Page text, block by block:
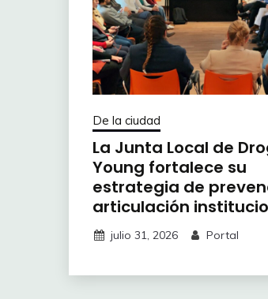
De la ciudad
La Junta Local de
Young fortalece su
estrategia de
articulación
julio 31, 2026 Portal